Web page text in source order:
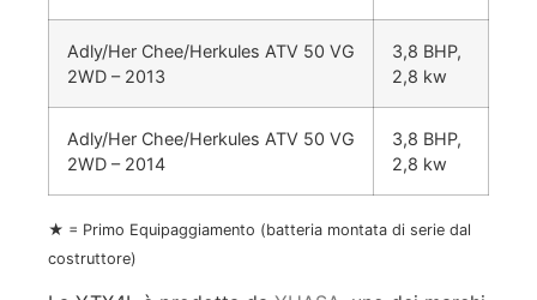
Adly/Her Chee/Herkules ATV 50 VG
2WD – 2013
3,8 BHP,
2,8 kw
Adly/Her Chee/Herkules ATV 50 VG
2WD – 2014
3,8 BHP,
2,8 kw
★ = Primo Equipaggiamento (batteria montata di serie dal
costruttore)